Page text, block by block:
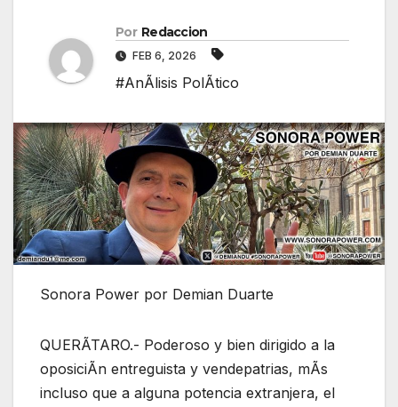
Por Redaccion
FEB 6, 2026
#AnÃlisis PolÃtico
Sonora Power por Demian Duarte
QUERÃTARO.- Poderoso y bien dirigido a la
oposiciÃn entreguista y vendepatrias, mÃs
incluso que a alguna potencia extranjera, el